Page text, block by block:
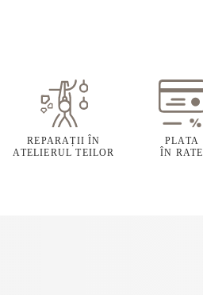
REPARAȚII ÎN
ATELIERUL TEILOR
PLATA
ÎN RATE